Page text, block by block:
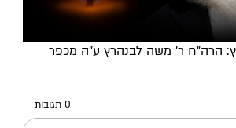
הרה"ח ר' משה לבנהרץ ע"ה מכפר
0 תגובות